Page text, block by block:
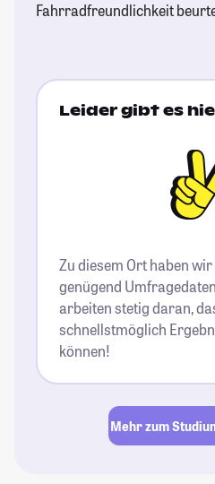
Fahrradfreundlichkeit
Leider gibt es
Zu diesem Ort haben
genügend
arbeiten stetig daran,
schnellstmöglich
können!
Mehr zum